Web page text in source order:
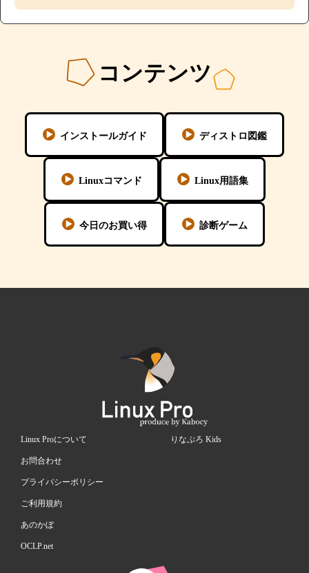
コンテンツ
インストールガイド ディストロ図鑑
Linuxコマンド Linux用語集
今日のお買い得 診断ゲーム
Linux Proについて
お問合わせ
プライバシーポリシー
ご利用規約
あのかぼ
OCLP.net
りなぷろ Kids